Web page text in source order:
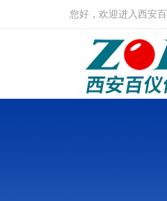
您好，欢迎进入西安